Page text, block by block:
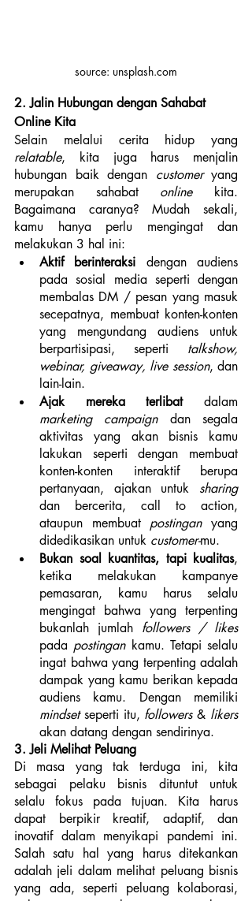
source: unsplash.com
2. Jalin Hubungan dengan Sahabat
Online Kita
relatable, kita juga harus menjalin
hubungan baik dengan customer yang
merupakan sahabat online kita.
Bagaimana caranya? Mudah sekali,
kamu hanya perlu mengingat dan
melakukan 3 hal ini:
Aktif berinteraksi dengan audiens
pada sosial media seperti dengan
membalas DM / pesan yang masuk
secepatnya, membuat konten-konten
yang mengundang audiens untuk
berpartisipasi, seperti talkshow,
webinar, giveaway, live session, dan
lain-lain.
Ajak mereka terlibat
marketing campaign dan segala
aktivitas yang akan bisnis kamu
lakukan seperti dengan membuat
konten-konten interaktif berupa
pertanyaan, ajakan untuk
sharing
dan bercerita, call to action,
ataupun membuat postingan yang
didedikasikan untuk customer-mu.
Bukan soal kuantitas, tapi kualitas,
ketika melakukan kampanye
pemasaran, kamu harus selalu
mengingat bahwa yang terpenting
bukanlah jumlah followers / likes
pada postingan kamu. Tetapi selalu
ingat bahwa yang terpenting adalah
dampak yang kamu berikan kepada
mindset seperti itu, followers &
likers
akan datang dengan sendirinya.
3. Jeli Melihat Peluang
Di masa yang tak terduga ini, kita
sebagai pelaku bisnis dituntut untuk
selalu fokus pada tujuan. Kita harus
dapat berpikir kreatif, adaptif, dan
inovatif dalam menyikapi pandemi ini.
Salah satu hal yang harus ditekankan
adalah jeli dalam melihat peluang bisnis
yang ada, seperti peluang kolaborasi,